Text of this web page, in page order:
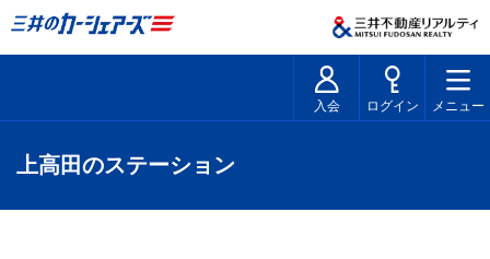
入会 ログイン メニュー
上高田のステーション